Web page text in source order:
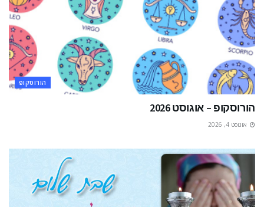
הורוסקופ
הורוסקופ – אוגוסט 2026
אוגוסט 4, 2026